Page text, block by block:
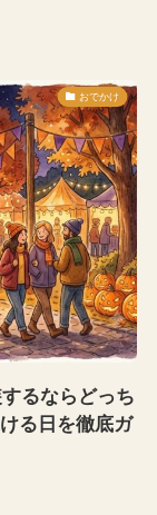
おでかけ
るならどっち
る日を徹底ガ